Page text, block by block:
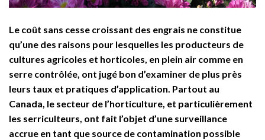
Le coût sans cesse croissant des engrais ne constitue
qu’une des raisons pour lesquelles les producteurs de
cultures agricoles et horticoles, en plein air comme en
serre contrôlée, ont jugé bon d’examiner de plus près
leurs taux et pratiques d’application. Partout au
Canada, le secteur de l’horticulture, et particulièrement
les serriculteurs, ont fait l’objet d’une surveillance
accrue en tant que source de contamination possible